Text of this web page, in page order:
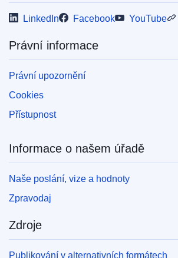
LinkedIn Facebook YouTube
Právní informace
Právní upozornění
Cookies
Přístupnost
Informace o našem úřadě
Naše poslání, vize a hodnoty
Zpravodaj
Zdroje
Publikování v alternativních formátech